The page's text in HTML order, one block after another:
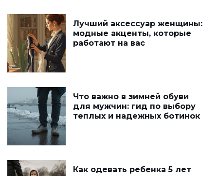
Лучший аксессуар женщины:
модные акценты, которые
работают на вас
Что важно в зимней обуви
для мужчин: гид по выбору
теплых и надежных ботинок
Как одевать ребенка 5 лет